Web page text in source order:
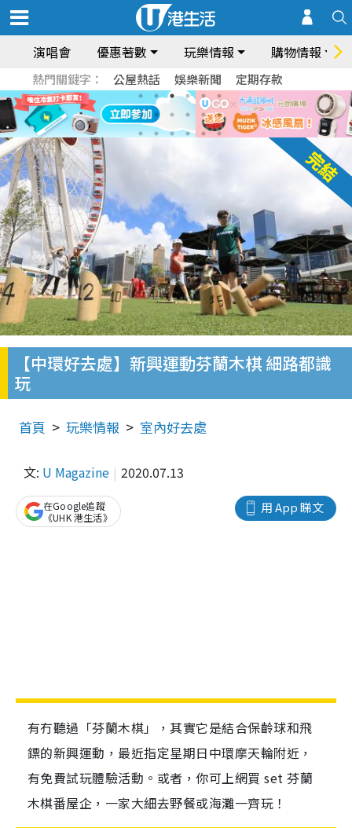
演唱會 優惠著數 玩樂情報 購物情報
熱門關鍵字： 公屋熱話 娛樂新聞 定期存款
【中環好去處】新興運動芬蘭木棋 細路都識
玩
首頁 玩樂情報 室內好去處
文: U Magazine 2020.07.13
用 App 睇文
在Google追蹤
《UHK 港生活》
有冇聽過「芬蘭木棋」，其實它是結合保齡球和飛
鏢的新興運動，最近指定星期日中環摩天輪附近，
有免費試玩體驗活動。或者，你可上網買 set 芬蘭
木棋番屋企，一家大細去野餐或海灘一齊玩！